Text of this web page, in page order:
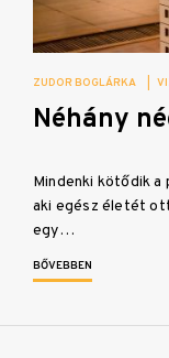
ZUDOR BOGLÁRKA
Néhány
Mindenki kötődik a
aki egész életét
egy…
BŐVEBBEN